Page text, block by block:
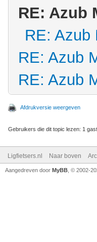
RE: Azub
RE: Azub
RE: Azub
RE: Azub
Afdrukversie weergeven
Gebruikers die dit topic lezen: 1
Ligfietsers.nl Naar boven
Aangedreven door MyBB , © 2002-